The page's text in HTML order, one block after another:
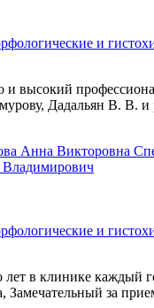
и
и высокий
Дадальян В. В. и
Анна Викторовна
Владимирович
и
в клинике каждый
Замечательный за